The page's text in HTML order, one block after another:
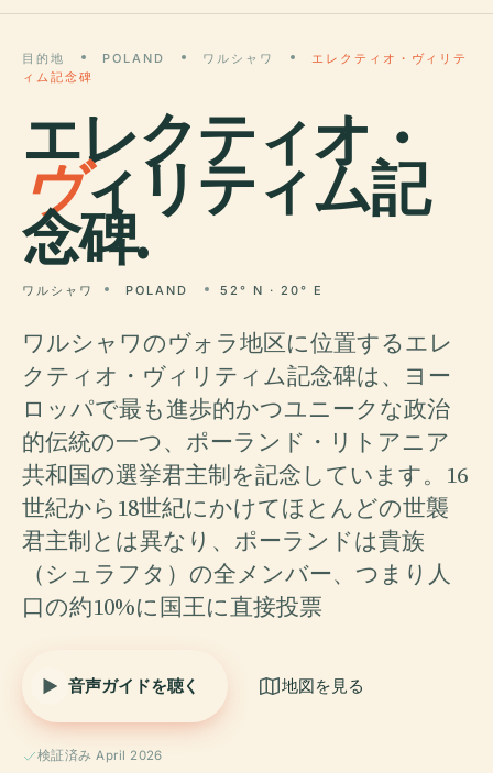
目的地 POLAND ワルシャワ
エレクティオ・ヴィリテ
ィム記念碑
エレクティオ・
ヴィリティム記
念碑.
ワルシャワ POLAND 52° N · 20° E
ワルシャワのヴォラ地区に位置するエレ
クティオ・ヴィリティム記念碑は、ヨー
ロッパで最も進歩的かつユニークな政治
的伝統の一つ、ポーランド・リトアニア
共和国の選挙君主制を記念しています。16
世紀から18世紀にかけてほとんどの世襲
君主制とは異なり、ポーランドは貴族
（シュラフタ）の全メンバー、つまり人
口の約10%に国王に直接投票
音声ガイドを聴く 地図を見る
検証済み April 2026